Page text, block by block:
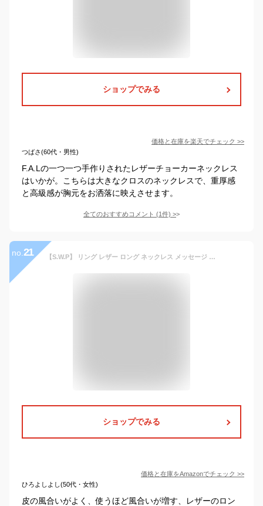
ショップでみる
価格と在庫を楽天でチェック >>
つばさ(60代・男性)
F.A.Lの一つ一つ手作りされたレザーチョーカーネックレス
はいかが。こちらは大きなクロスのネックレスで、重厚感
と高級感が胸元をお洒落に映えさせます。
全てのおすすめコメント (1件) >
no. 21 【S.W.P】 リング レザー ロング ネックレス メッセージ メンズ メガネホルダー シルバー arne-002sv
ショップでみる
価格と在庫をAmazonでチェック >>
ひろよしよし(50代・女性)
皮の風合いがよく、使うほど風合いが増す、レザーのロン